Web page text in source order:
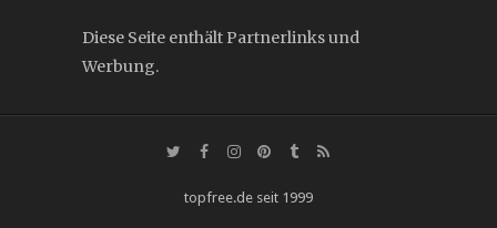
Diese Seite enthält Partnerlinks und
Werbung.
topfree.de seit 1999